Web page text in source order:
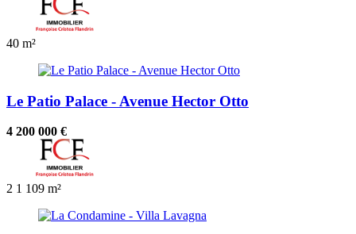
40 m²
Le Patio Palace - Avenue Hector Otto
4 200 000 €
2 1 109 m²